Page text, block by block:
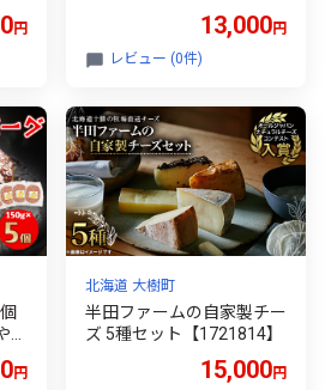
円
牛〉【1507256】13,000円
レビュー (0件)
円
北海道 大樹町
半田ファームの自家製チー
ズ 5種セット【1721814】
15,000円